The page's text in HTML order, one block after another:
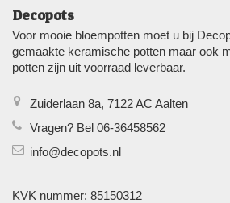
Decopots
Voor mooie bloempotten moet u bij
gemaakte keramische potten maar ook
potten zijn uit voorraad leverbaar.
Zuiderlaan 8a, 7122 AC Aalten
Vragen? Bel 06-36458562
info@decopots.nl
KVK nummer: 85150312